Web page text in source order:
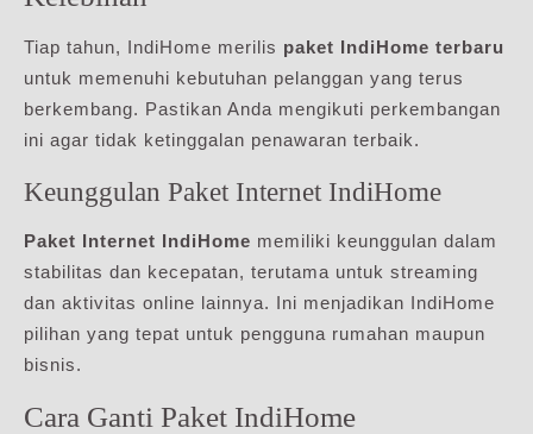
Tiap tahun, IndiHome merilis paket IndiHome terbaru
untuk memenuhi kebutuhan pelanggan yang terus
berkembang. Pastikan Anda mengikuti perkembangan
ini agar tidak ketinggalan penawaran terbaik.
Keunggulan Paket Internet IndiHome
Paket Internet IndiHome memiliki keunggulan dalam
stabilitas dan kecepatan, terutama untuk streaming
dan aktivitas online lainnya. Ini menjadikan IndiHome
pilihan yang tepat untuk pengguna rumahan maupun
bisnis.
Cara Ganti Paket IndiHome